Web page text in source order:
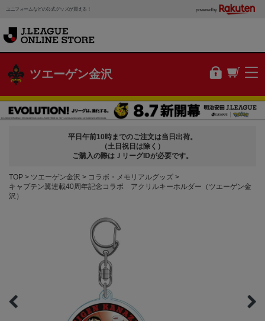
ユニフォームなどの公式グッズが買える！ powered by
ツエーゲン金沢
平日午前10時までのご注文は当日出荷。
（土日祝日は除く）
ご購入の際はＪリーグIDが必要です。
TOP ツエーゲン金沢
コラボ・メモリアルグッズ
キャプテン翼連載40周年記念コラボ アクリルキーホルダー（ツエーゲン金
沢）